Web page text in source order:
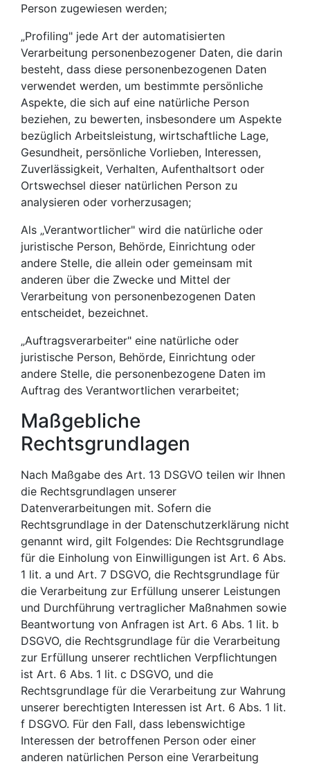
Person zugewiesen werden;
„Profiling" jede Art der automatisierten
Verarbeitung personenbezogener Daten, die darin
besteht, dass diese personenbezogenen Daten
verwendet werden, um bestimmte persönliche
Aspekte, die sich auf eine natürliche Person
beziehen, zu bewerten, insbesondere um Aspekte
bezüglich Arbeitsleistung, wirtschaftliche Lage,
Gesundheit, persönliche Vorlieben, Interessen,
Zuverlässigkeit, Verhalten, Aufenthaltsort oder
Ortswechsel dieser natürlichen Person zu
analysieren oder vorherzusagen;
Als „Verantwortlicher" wird die natürliche oder
juristische Person, Behörde, Einrichtung oder
andere Stelle, die allein oder gemeinsam mit
anderen über die Zwecke und Mittel der
Verarbeitung von personenbezogenen Daten
entscheidet, bezeichnet.
„Auftragsverarbeiter" eine natürliche oder
juristische Person, Behörde, Einrichtung oder
andere Stelle, die personenbezogene Daten im
Auftrag des Verantwortlichen verarbeitet;
Maßgebliche
Rechtsgrundlagen
Nach Maßgabe des Art. 13 DSGVO teilen wir Ihnen
die Rechtsgrundlagen unserer
Datenverarbeitungen mit. Sofern die
Rechtsgrundlage in der Datenschutzerklärung nicht
genannt wird, gilt Folgendes: Die Rechtsgrundlage
für die Einholung von Einwilligungen ist Art. 6 Abs.
1 lit. a und Art. 7 DSGVO, die Rechtsgrundlage für
die Verarbeitung zur Erfüllung unserer Leistungen
und Durchführung vertraglicher Maßnahmen sowie
Beantwortung von Anfragen ist Art. 6 Abs. 1 lit. b
DSGVO, die Rechtsgrundlage für die Verarbeitung
zur Erfüllung unserer rechtlichen Verpflichtungen
ist Art. 6 Abs. 1 lit. c DSGVO, und die
Rechtsgrundlage für die Verarbeitung zur Wahrung
unserer berechtigten Interessen ist Art. 6 Abs. 1 lit.
f DSGVO. Für den Fall, dass lebenswichtige
Interessen der betroffenen Person oder einer
anderen natürlichen Person eine Verarbeitung